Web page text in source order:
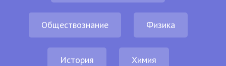
Обществознание Физика
История Химия